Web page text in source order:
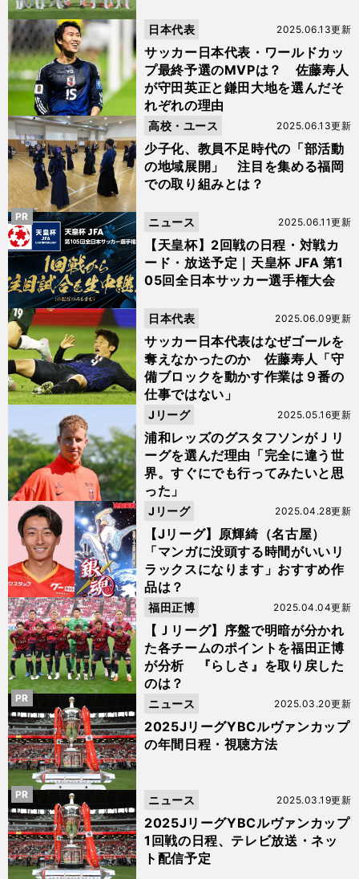
サッカー日本代表・ワールドカッ
プ最終予選のMVPは？ 佐藤寿人
が守田英正と鎌田大地を選んだそ
れぞれの理由
2025.06.13更新
日本代表
少子化、教員不足時代の「部活動
の地域展開」 注目を集める福岡
での取り組みとは？
2025.06.13更新
高校・ユース
【天皇杯】2回戦の日程・対戦カ
ード・放送予定｜天皇杯 JFA 第1
05回全日本サッカー選手権大会
2025.06.11更新
ニュース
PR
サッカー日本代表はなぜゴールを
奪えなかったのか 佐藤寿人「守
備ブロックを動かす作業は９番の
仕事ではない」
2025.06.09更新
日本代表
浦和レッズのグスタフソンがＪリ
ーグを選んだ理由「完全に違う世
界。すぐにでも行ってみたいと思
った」
2025.05.16更新
Jリーグ
【Jリーグ】原輝綺（名古屋）
「マンガに没頭する時間がいいリ
ラックスになります」おすすめ作
品は？
2025.04.28更新
Jリーグ
【Ｊリーグ】序盤で明暗が分かれ
た各チームのポイントを福田正博
が分析 『らしさ』を取り戻した
のは？
2025.04.04更新
福田正博
2025JリーグYBCルヴァンカップ
の年間日程・視聴方法
2025.03.20更新
ニュース
PR
2025JリーグYBCルヴァンカップ
1回戦の日程、テレビ放送・ネッ
ト配信予定
2025.03.19更新
ニュース
PR